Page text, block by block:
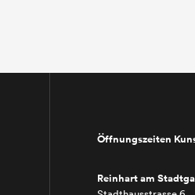
Öffnungszeiten
Reinhart am